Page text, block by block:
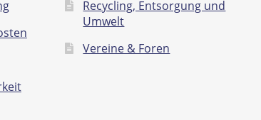
Recycling, Entsorgung und
Umwelt
Vereine & Foren